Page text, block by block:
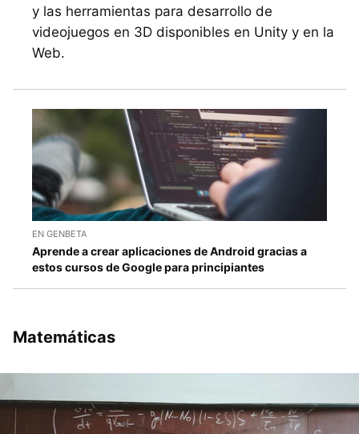
y las herramientas para desarrollo de
videojuegos en 3D disponibles en Unity y en la
Web.
EN GENBETA
Aprende a crear aplicaciones de Android gracias a
estos cursos de Google para principiantes
Matemáticas